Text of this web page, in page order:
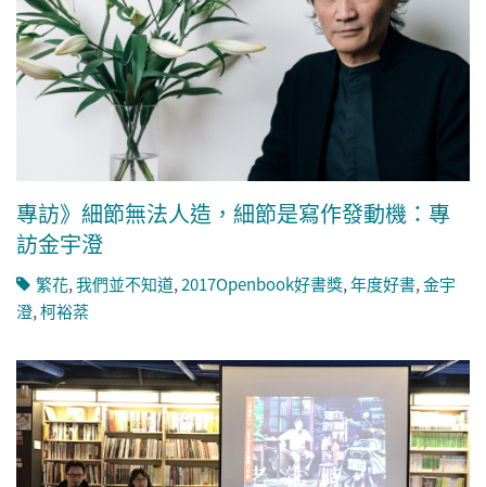
專訪》細節無法人造，細節是寫作發動機：專
訪金宇澄
繁花,我們並不知道,2017Openbook好書獎,年度好書,金宇
澄,柯裕棻